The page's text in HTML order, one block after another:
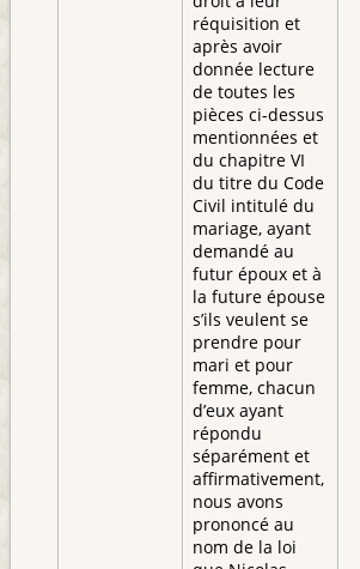
réquisition et
après avoir
donnée lecture
de toutes les
pièces ci-dessus
mentionnées et
du chapitre VI
du titre du Code
Civil intitulé du
mariage, ayant
demandé au
futur époux et à
la future épouse
s’ils veulent se
prendre pour
mari et pour
femme, chacun
d’eux ayant
répondu
séparément et
affirmativement,
nous avons
prononcé au
nom de la loi